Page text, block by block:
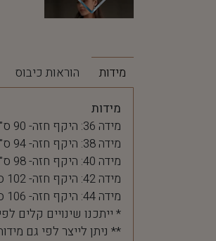
מידות הוראות כיבוס
מידות
מידה 36: היקף חזה- 90 ס"מ, היקף מותן- 68 ס"מ
מידה 38: היקף חזה- 94 ס"מ, היקף מותן- 72 ס"מ
מידה 40: היקף חזה- 98 ס"מ, היקף מותן- 76 ס"מ
מידה 42: היקף חזה- 102 ס"מ, היקף מותן- 80 ס"מ
מידה 44: היקף חזה- 106 ס"מ, היקף מותן- 84 ס"מ
* ייתכנו שינויים קלים
** ניתן לייצר לפי גם